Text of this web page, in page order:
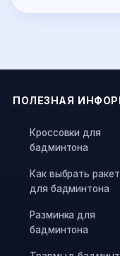
ПОЛЕЗНАЯ
Кроссовки для
бадминтона
Как выбрать
для бадминтона
Разминка для
бадминтона